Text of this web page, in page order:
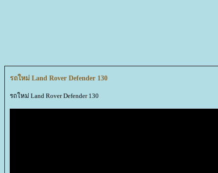
รถใหม่ Land Rover Defender 130
รถใหม่ Land Rover Defender 130